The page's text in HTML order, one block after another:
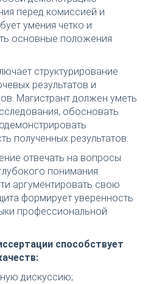
перед комиссией и
умения четко и
основные положения
структурирование
результатов и
Магистрант должен уметь
обосновать
полученных результатов.
отвечать на вопросы
понимания
аргументировать свою
формирует уверенность
профессиональной
способствует
дискуссию;